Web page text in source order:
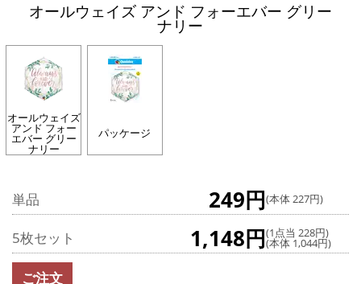
オールウェイズ アンド フォーエバー グリー
ナリー
オールウェイズ
アンド フォー
エバー グリー
ナリー
パッケージ
単品 249円(本体 227円)
5枚セット 1,148円(1点当 228円)
(本体 1,044円)
ご注文